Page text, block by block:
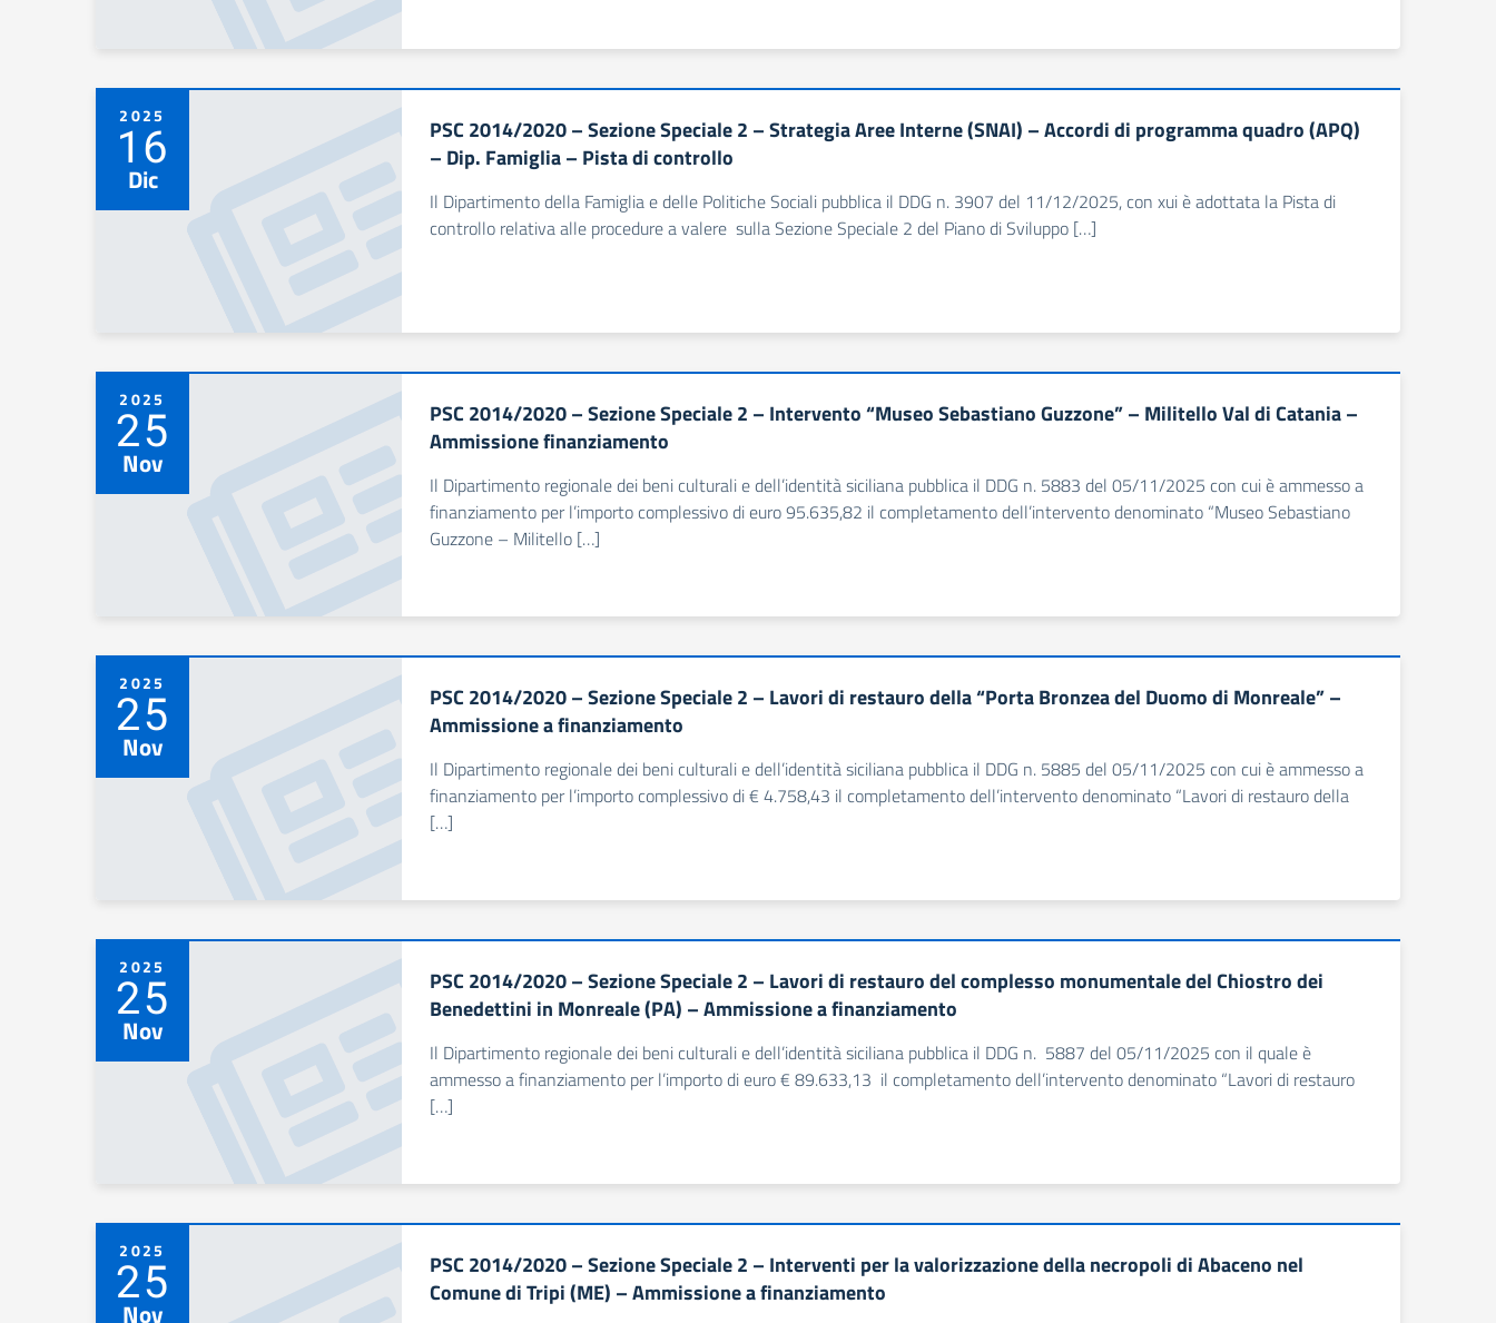
2025
16
Dic
PSC 2014/2020 – Sezione Speciale 2 – Strategia Aree Interne (SNAI) – Accordi di programma quadro (APQ)
– Dip. Famiglia – Pista di controllo
Il Dipartimento della Famiglia e delle Politiche Sociali pubblica il DDG n. 3907 del 11/12/2025, con xui è adottata la Pista di
controllo relativa alle procedure a valere sulla Sezione Speciale 2 del Piano di Sviluppo […]
2025
25
Nov
PSC 2014/2020 – Sezione Speciale 2 – Intervento “Museo Sebastiano Guzzone” – Militello Val di Catania –
Ammissione finanziamento
Il Dipartimento regionale dei beni culturali e dell’identità siciliana pubblica il DDG n. 5883 del 05/11/2025 con cui è ammesso a
finanziamento per l’importo complessivo di euro 95.635,82 il completamento dell’intervento denominato “Museo Sebastiano
Guzzone – Militello […]
2025
25
Nov
PSC 2014/2020 – Sezione Speciale 2 – Lavori di restauro della “Porta Bronzea del Duomo di Monreale” –
Ammissione a finanziamento
Il Dipartimento regionale dei beni culturali e dell’identità siciliana pubblica il DDG n. 5885 del 05/11/2025 con cui è ammesso a
finanziamento per l’importo complessivo di € 4.758,43 il completamento dell’intervento denominato “Lavori di restauro della
[…]
2025
25
Nov
PSC 2014/2020 – Sezione Speciale 2 – Lavori di restauro del complesso monumentale del Chiostro dei
Benedettini in Monreale (PA) – Ammissione a finanziamento
Il Dipartimento regionale dei beni culturali e dell’identità siciliana pubblica il DDG n. 5887 del 05/11/2025 con il quale è
ammesso a finanziamento per l’importo di euro € 89.633,13 il completamento dell’intervento denominato “Lavori di restauro
[…]
2025
25
Nov
PSC 2014/2020 – Sezione Speciale 2 – Interventi per la valorizzazione della necropoli di Abaceno nel
Comune di Tripi (ME) – Ammissione a finanziamento